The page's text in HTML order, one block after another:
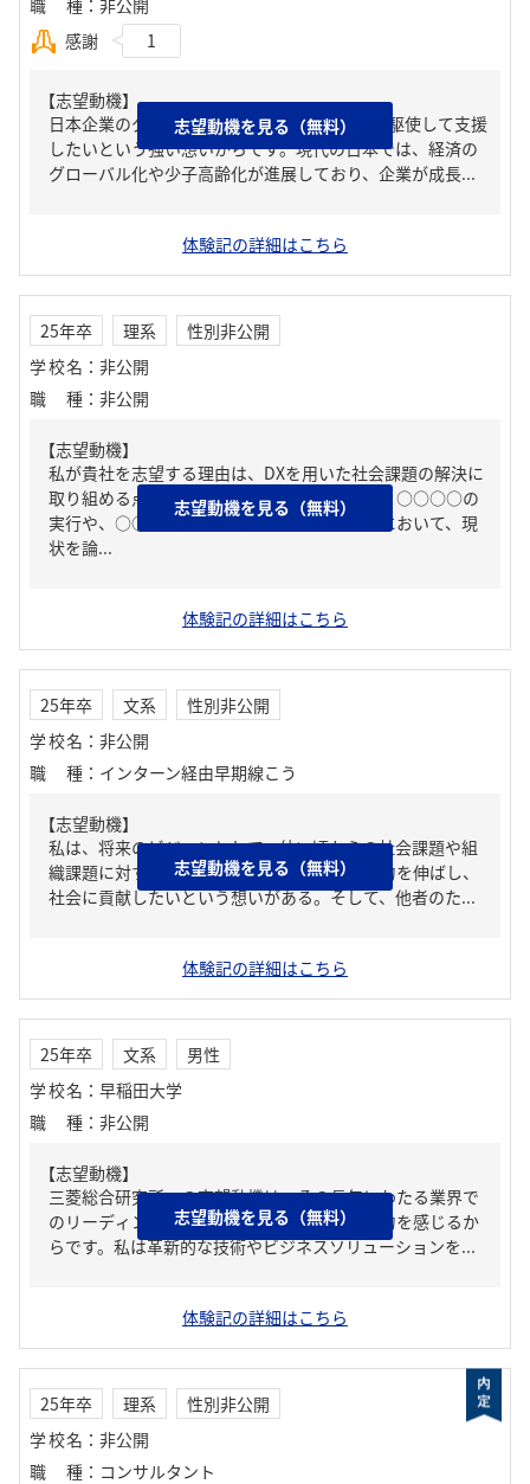
職種 ： 非公開
感謝
1
【志望動機】
日本企業のグローバル化をICTテクノロジーを駆使して支援
したいという強い想いからです。現代の日本では、経済の
グローバル化や少子高齢化が進展しており、企業が成長...
体験記の詳細はこちら
志望動機を見る（無料）
25年卒 理系
性別非公開
学校名 ： 非公開
職種 ： 非公開
【志望動機】
私が貴社を志望する理由は、DXを用いた社会課題の解決に
取り組める点である。私は、部活動での運営・○○○○の
実行や、○○○○としてのインターンシップにおいて、現
状を論...
体験記の詳細はこちら
志望動機を見る（無料）
25年卒 文系
性別非公開
学校名 ： 非公開
職種 ： インターン経由早期線こう
【志望動機】
私は、将来のビジョンとして、幼い頃からの社会課題や組
織課題に対する強い関心を元に、課題解決能力を伸ばし、
社会に貢献したいという想いがある。そして、他者のた...
体験記の詳細はこちら
志望動機を見る（無料）
25年卒 文系
男性
学校名 ： 早稲田大学
職種 ： 非公開
【志望動機】
三菱総合研究所への志望動機は、その長年にわたる業界で
のリーディングカンパニーとしての地位に魅力を感じるか
らです。私は革新的な技術やビジネスソリューションを...
体験記の詳細はこちら
志望動機を見る（無料）
25年卒 理系
性別非公開
学校名 ： 非公開
職種 ： コンサルタント